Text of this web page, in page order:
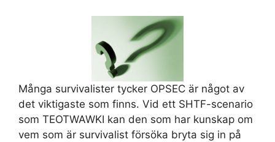
Många survivalister tycker OPSEC är något av
det viktigaste som finns. Vid ett SHTF-scenario
som TEOTWAWKI kan den som har kunskap om
vem som är survivalist försöka bryta sig in på